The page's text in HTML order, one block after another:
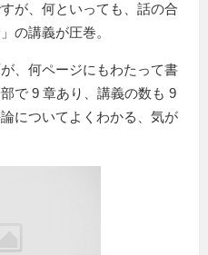
が、何といっても、話の合
の講義が圧巻。
、何ページにもわたって書
で 9 章あり、講義の数も 9
についてよくわかる、気が